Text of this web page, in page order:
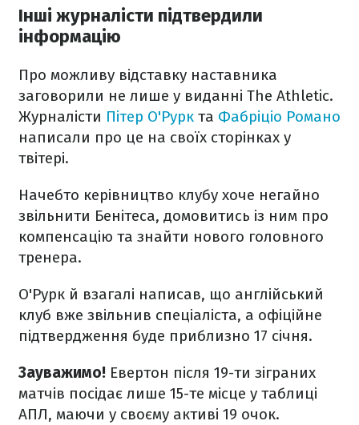
Інші журналісти підтвердили
інформацію
Про можливу відставку наставника
заговорили не лише у виданні The Athletic.
Журналісти Пітер О'Рурк та Фабріціо Романо
написали про це на своїх сторінках у
твітері.
Начебто керівництво клубу хоче негайно
звільнити Бенітеса, домовитись із ним про
компенсацію та знайти нового головного
тренера.
О'Рурк й взагалі написав, що англійський
клуб вже звільнив спеціаліста, а офіційне
підтвердження буде приблизно 17 січня.
Зауважимо! Евертон після 19-ти зіграних
матчів посідає лише 15-те місце у таблиці
АПЛ, маючи у своєму активі 19 очок.